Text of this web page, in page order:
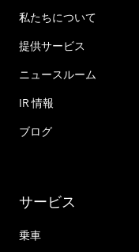
私たちについて
提供サービス
ニュースルーム
IR 情報
ブログ
サービス
乗車